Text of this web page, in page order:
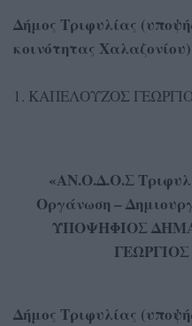
Δήμος Τριφυλίας
κοινότητας Χαλαζονίου)
1. ΚΑΠΕΛΟΥΖΟΣ
«ΑΝ.Ο.Δ.Ο.Σ
Οργάνωση –
ΥΠΟΨΗΦΙΟΣ
Δήμος Τριφυλίας